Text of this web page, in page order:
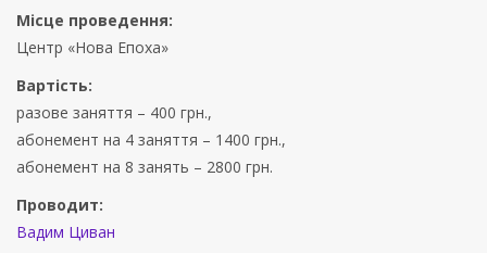
Місце проведення:
Центр «Нова Епоха»
Вартість:
разове заняття – 400 грн.,
абонемент на 4 заняття – 1400 грн.,
абонемент на 8 занять – 2800 грн.
Проводит:
Вадим Циван